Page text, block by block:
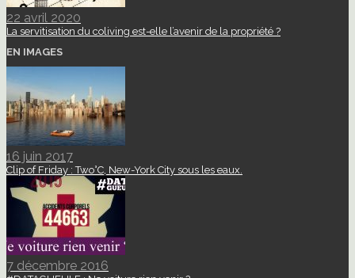
22 avril 2020
La servitisation du coliving est-elle l’avenir de la propriété ?
EN IMAGES
16 juin 2017
Clip of Friday : Two°C, New-York City sous les eaux.
7 décembre 2016